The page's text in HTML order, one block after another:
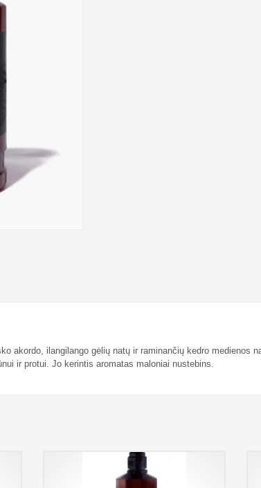
akordo, ilangilango gėlių natų ir raminančių kedro medienos
ir protui. Jo kerintis aromatas maloniai nustebins.